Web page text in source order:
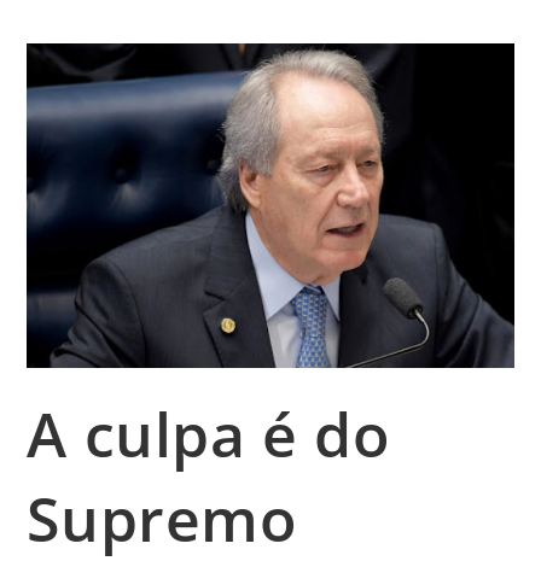
A culpa é do
Supremo